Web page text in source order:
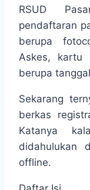
RSUD
pendaftaran
berupa
Askes, kartu
berupa
Sekarang
berkas
Katanya
didahulukan
offline.